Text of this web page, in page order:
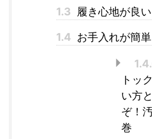
1.3 履き心地が良い
1.4 お手入れが簡単
トッ
い方
ぞ！
巻